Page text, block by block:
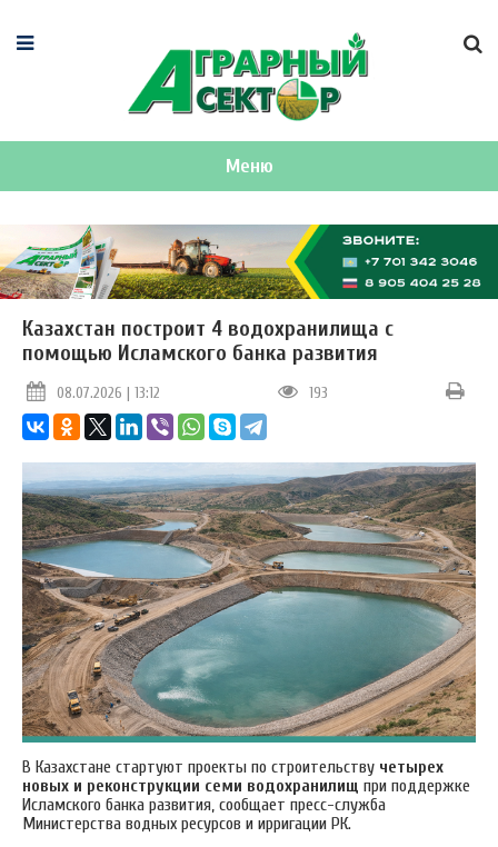
Меню
Казахстан построит 4 водохранилища с
помощью Исламского банка развития
08.07.2026 | 13:12 193
В Казахстане стартуют проекты по строительству четырех
новых и реконструкции семи водохранилищ при поддержке
Исламского банка развития, сообщает пресс-служба
Министерства водных ресурсов и ирригации РК.